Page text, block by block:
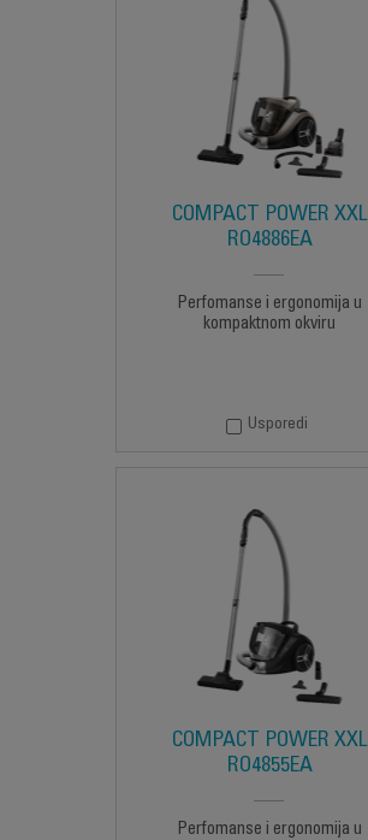
COMPACT POWER XXL
RO4886EA
Perfomanse i ergonomija u
kompaktnom okviru
Usporedi
COMPACT POWER XXL
RO4855EA
Perfomanse i ergonomija u